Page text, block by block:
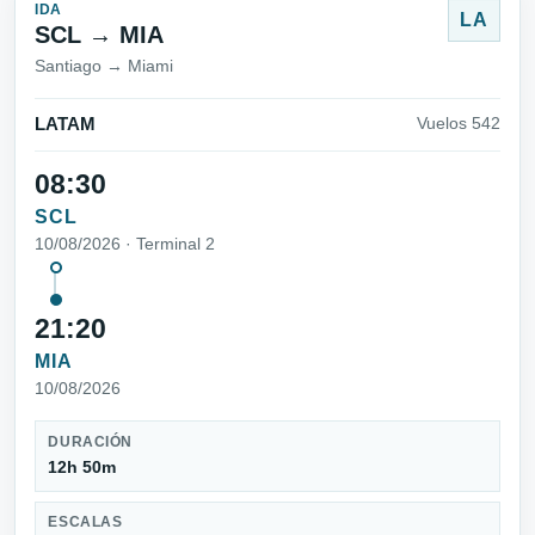
IDA
SCL → MIA
Santiago → Miami
LA
LATAM Vuelos 542
08:30
SCL
10/08/2026 · Terminal 2
21:20
MIA
10/08/2026
DURACIÓN
12h 50m
ESCALAS